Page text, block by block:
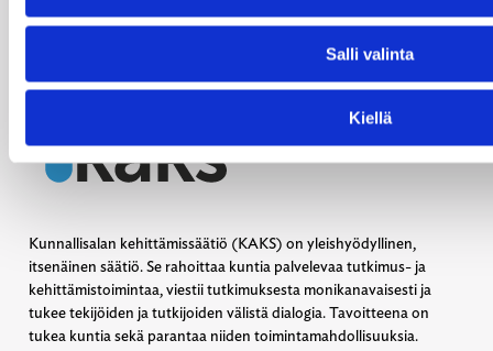
Salli valinta
Kiellä
Kunnallisalan kehittämissäätiö (KAKS) on yleishyödyllinen,
itsenäinen säätiö. Se rahoittaa kuntia palvelevaa tutkimus- ja
kehittämistoimintaa, viestii tutkimuksesta monikanavaisesti ja
tukee tekijöiden ja tutkijoiden välistä dialogia. Tavoitteena on
tukea kuntia sekä parantaa niiden toimintamahdollisuuksia.